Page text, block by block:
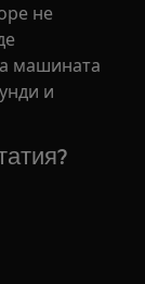
не
машината
и